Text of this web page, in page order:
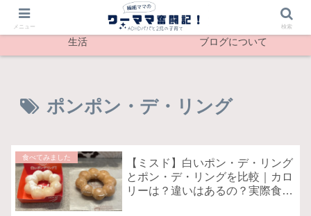
生活 ブログについて
ポンポン・デ・リング
食べてみました
【ミスド】白いポン・デ・リング
とポン・デ・リングを比較｜カロ
リーは？違いはあるの？実際食べ
メニュー 検索